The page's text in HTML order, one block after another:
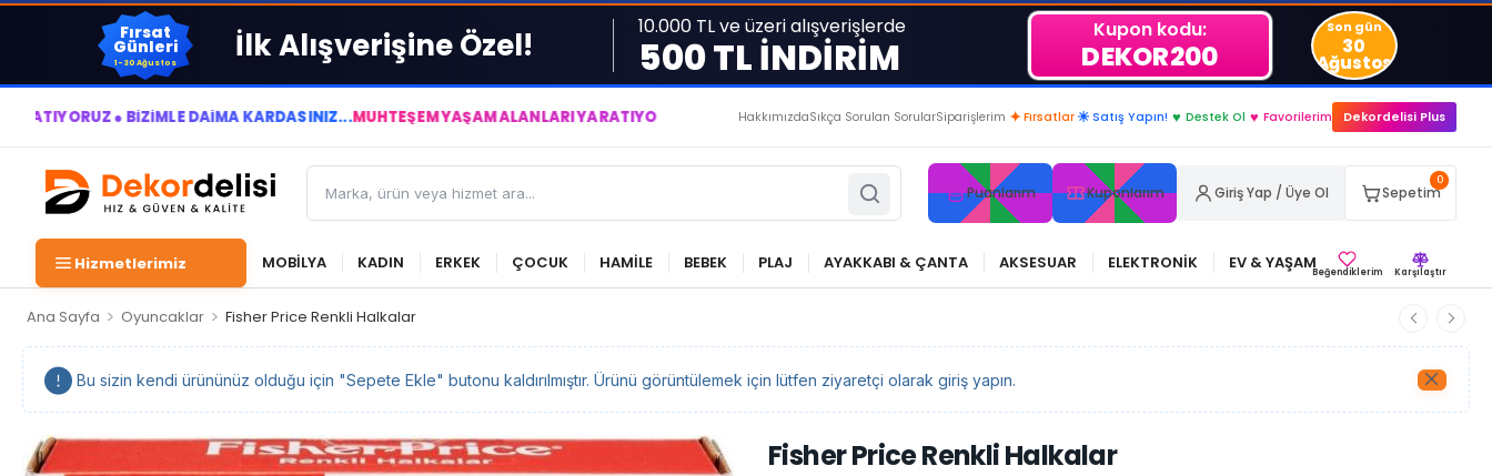
Fırsat
Günleri
1-30 Ağustos İlk Alışverişine Özel! 10.000 TL ve üzeri alışverişlerde
500 TL İNDİRİM
Kupon kodu:
DEKOR200
Son gün
30
Ağustos
● BİZİMLE DAİMA KÂRDASINIZ...MUHTEŞEM YAŞAM ALANLARI YARATIYOR VE YAŞATIYORUZ ● BİZİMLE DAİMA KÂRDASINIZ...
HakkımızdaSıkça Sorulan SorularSiparişlerim ✦ Fırsatlar ☀ Satış Yapın! ♥ Destek Ol ♥ Favorilerim Dekordelisi Plus
Puanlarım Kuponlarım Giriş Yap / Üye Ol
0
Sepetim
Hizmetlerimiz MOBİLYA KADIN ERKEK ÇOCUK HAMİLE BEBEK PLAJ AYAKKABI & ÇANTA AKSESUAR ELEKTRONİK EV & YAŞAMBeğendiklerim Karşılaştır
Ana Sayfa > Oyuncaklar > Fisher Price Renkli Halkalar
Bu sizin kendi ürününüz olduğu için "Sepete Ekle" butonu kaldırılmıştır. Ürünü görüntülemek için lütfen ziyaretçi olarak giriş yapın.
Fisher Price Renkli Halkalar